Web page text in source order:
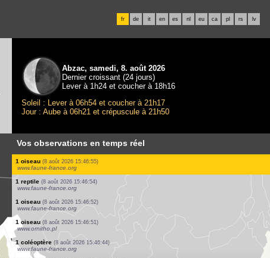
fr de it en es nl eu ca pl rs lv
Abzac, samedi, 8. août 2026
Dernier croissant (24 jours)
Lever à 1h24 et coucher à 18h16
Soleil : Lever à 06h54 et coucher à 21h17
Jour : Aube à 06h21 et crépuscule à 21h50
Vos observations en temps réel
2 oiseaux (8 août 2026 15:47:21)
www.ornitho.it
1 oiseau (8 août 2026 15:47:21)
www.ornitho.it
3 oiseaux (8 août 2026 15:47:21)
www.ornitho.it
1 oiseau (8 août 2026 15:47:21)
www.ornitho.it
1 oiseau (8 août 2026 15:47:21)
www.ornitho.at